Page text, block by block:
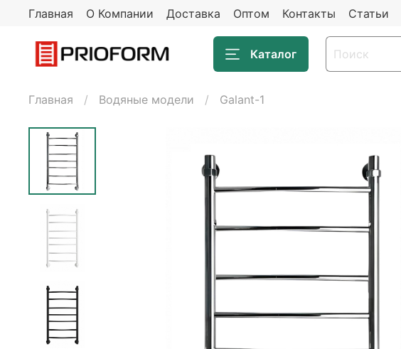
Главная О Компании Доставка Оптом Контакты Статьи
Каталог
Главная Водяные модели Galant-1